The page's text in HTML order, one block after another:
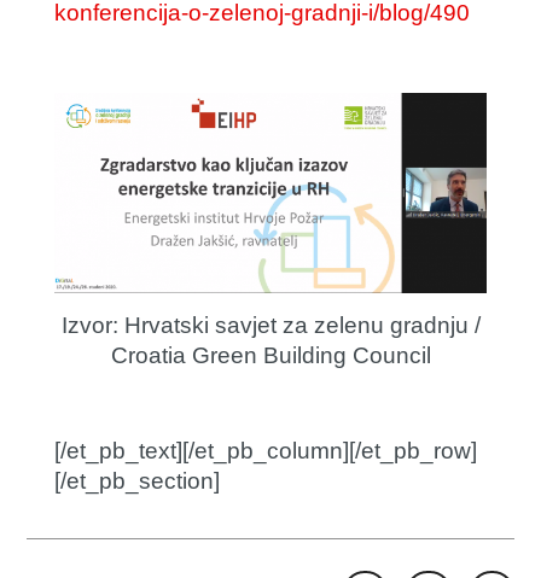
konferencija-o-zelenoj-gradnji-i/blog/490
Izvor: Hrvatski savjet za zelenu gradnju /
Croatia Green Building Council
[/et_pb_text][/et_pb_column][/et_pb_row]
[/et_pb_section]